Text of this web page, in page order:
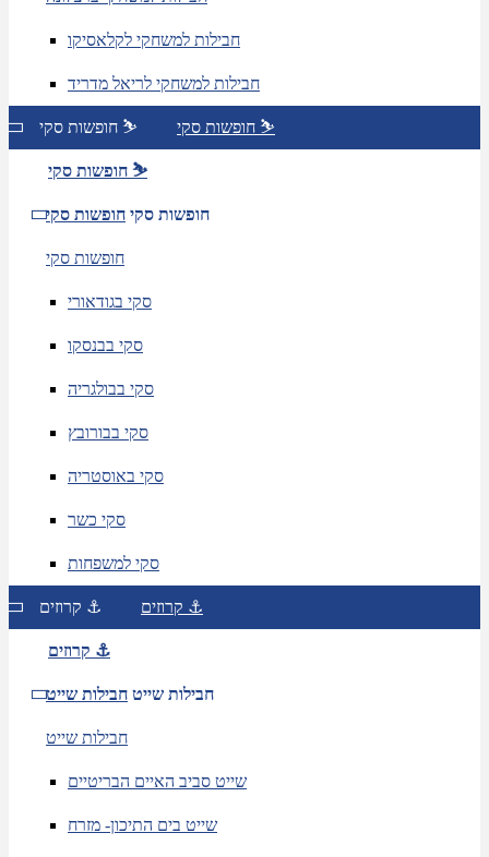
חבילות למשחקי לקלאסיקו
חבילות למשחקי לריאל מדריד
חופשות סקי ⛷️ חופשות סקי ⛷️
חופשות סקי ⛷️
חופשות סקי חופשות סקי
חופשות סקי
סקי בגודאורי
סקי בבנסקו
סקי בבולגריה
סקי בבורובץ
סקי באוסטריה
סקי כשר
סקי למשפחות
קרוזים ⚓ קרוזים ⚓
קרוזים ⚓
חבילות שייט חבילות שייט
חבילות שייט
שייט סביב האיים הבריטיים
שייט בים התיכון- מזרח